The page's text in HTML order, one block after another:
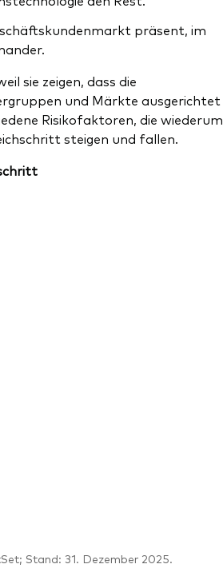
präsent, im
sie zeigen, dass die
und Märkte ausgerichtet
Risikofaktoren, die wiederum
steigen und fallen.
Stand: 31. Dezember 2025.